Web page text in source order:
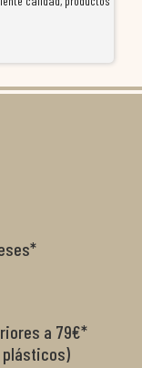
a 79€*
plásticos)